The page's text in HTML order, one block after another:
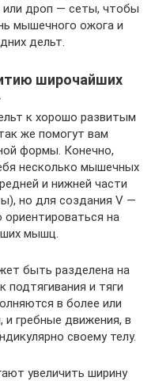
или дроп — сеты, чтобы
мышечного ожога и
дельт.
широчайших
к хорошо развитым
же помогут вам
формы. Конечно,
несколько мышечных
и нижней части
но для создания V —
на
мышц.
быть разделена на
подтягивания и тяги
в более или
и гребные движения, в
своему телу.
увеличить ширину